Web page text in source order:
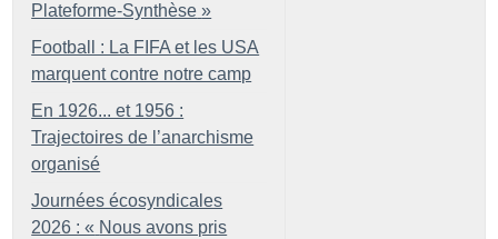
Plateforme-Synthèse »
Football : La FIFA et les USA
marquent contre notre camp
En 1926... et 1956 :
Trajectoires de l’anarchisme
organisé
Journées écosyndicales
2026 : « Nous avons pris